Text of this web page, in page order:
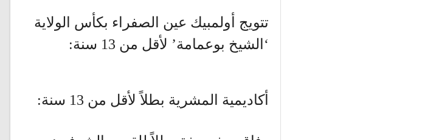
تتويج أولمبيك عين الصفراء بكأس الولاية
‘الشيخ بوعمامة’ لأقل من 13 سنة:
أكاديمية المشرية بطلاً لأقل من 13 سنة: